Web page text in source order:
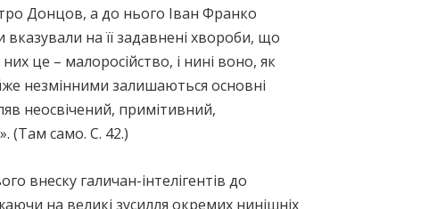
Донцов, а до нього Іван Франко
вказували на її задавнені хвороби, що
це – малоросійство, і нині воно, як
незмінними залишаються основні
неосвічений, примітивний,
(Там само. С. 42.)
внеску галичан-інтелігентів до
на великі зусилля окремих нинішніх